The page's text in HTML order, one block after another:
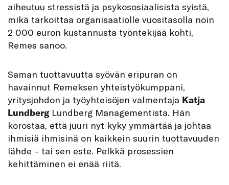
aiheutuu stressistä ja psykososiaalisista syistä,
mikä tarkoittaa organisaatiolle vuositasolla noin
2 000 euron kustannusta työntekijää kohti,
Remes sanoo.
Saman tuottavuutta syövän eripuran on
havainnut Remeksen yhteistyökumppani,
yritysjohdon ja työyhteisöjen valmentaja Katja
Lundberg Lundberg Managementista. Hän
korostaa, että juuri nyt kyky ymmärtää ja johtaa
ihmisiä ihmisinä on kaikkein suurin tuottavuuden
lähde – tai sen este. Pelkkä prosessien
kehittäminen ei enää riitä.